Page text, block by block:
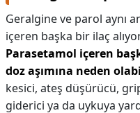
Geralgine ve parol aynı
içeren başka bir ilaç
Parasetamol içeren
doz aşımına neden
kesici, ateş düşürücü,
giderici ya da uykuya